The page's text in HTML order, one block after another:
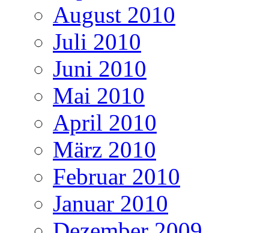
August 2010
Juli 2010
Juni 2010
Mai 2010
April 2010
März 2010
Februar 2010
Januar 2010